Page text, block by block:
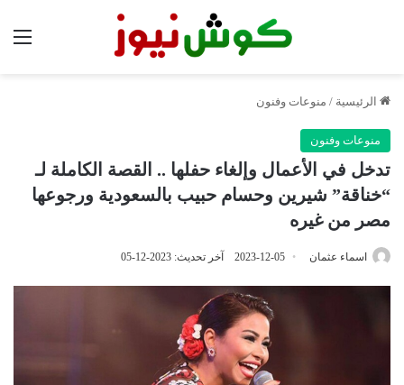
الرئيسية / منوعات وفنون
منوعات وفنون
تدخل في الأعمال وإلغاء حفلها .. القصة الكاملة لـ
“خناقة” شيرين وحسام حبيب بالسعودية ورجوعها
مصر من غيره
اسماء عثمان 2023-12-05 آخر تحديث: 2023-12-05